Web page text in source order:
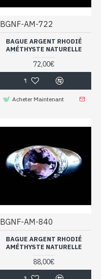
BGNF-AM-722
BAGUE ARGENT RHODIÉ
AMÉTHYSTE NATURELLE
72,00€
Acheter Maintenant
BGNF-AM-840
BAGUE ARGENT RHODIÉ
AMÉTHYSTE NATURELLE
88,00€